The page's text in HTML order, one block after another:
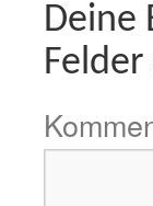
Deine